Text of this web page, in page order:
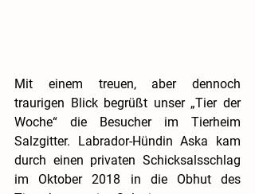
Mit einem treuen, aber dennoch
traurigen Blick begrüßt unser „Tier der
Woche“ die Besucher im Tierheim
Salzgitter. Labrador-Hündin Aska kam
durch einen privaten Schicksalsschlag
im Oktober 2018 in die Obhut des